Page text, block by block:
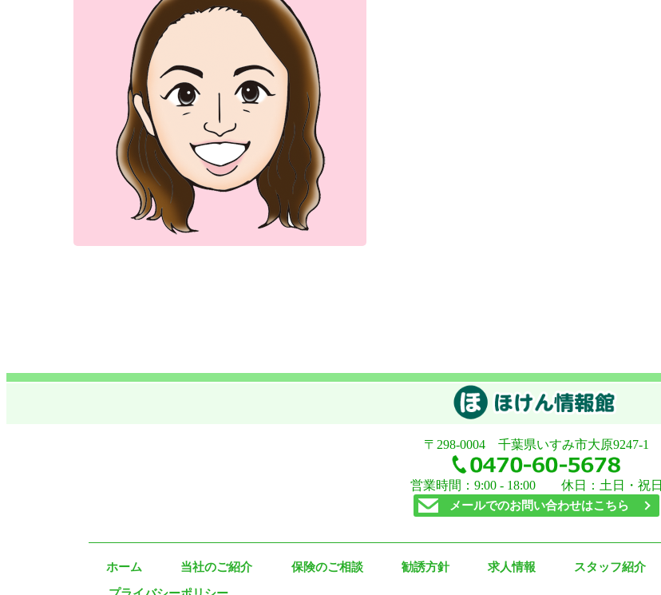
〒298-0004 千葉県いすみ市大原9247-1
営業時間：9:00 - 18:00 休日：土日・祝日
メールでのお問い合わせはこちら
ホーム 当社のご紹介 保険のご相談 勧誘方針 求人情報 スタッフ紹介